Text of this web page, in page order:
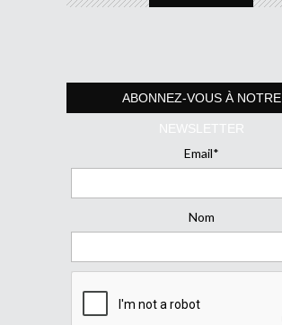
ABONNEZ-VOUS À NOTRE
NEWSLETTER
Email*
Nom